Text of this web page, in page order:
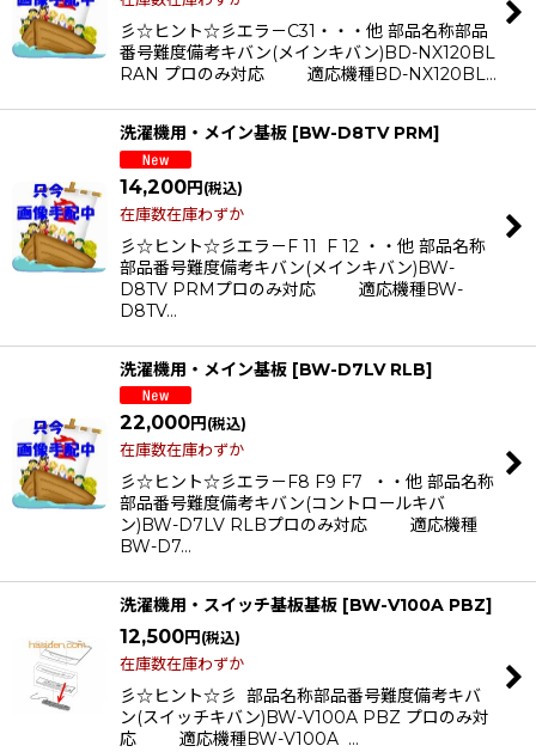
彡☆ヒント☆彡エラ－C31・・・他 部品名称部品
番号難度備考キバン(メインキバン)BD-NX120BL
RAN プロのみ対応 適応機種BD-NX120BL…
洗濯機用・メイン基板 [BW-D8TV PRM]
14,200円(税込)
在庫数在庫わずか
彡☆ヒント☆彡エラ－F 11 F 12 ・・他 部品名称
部品番号難度備考キバン(メインキバン)BW-
D8TV PRMプロのみ対応 適応機種BW-
D8TV…
洗濯機用・メイン基板 [BW-D7LV RLB]
22,000円 (税込)
在庫数在庫わずか
彡☆ヒント☆彡エラ－F8 F9 F7 ・・他 部品名称
部品番号難度備考キバン(コントロールキバ
ン)BW-D7LV RLBプロのみ対応 適応機種
BW-D7…
洗濯機用・スイッチ基板基板 [BW-V100A PBZ]
12,500円 (税込)
在庫数在庫わずか
彡☆ヒント☆彡 部品名称部品番号難度備考キバ
ン(スイッチキバン)BW-V100A PBZ プロのみ対
応 適応機種BW-V100A …